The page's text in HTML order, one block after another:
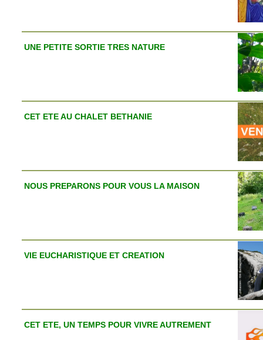
UNE PETITE SORTIE TRES NATURE
CET ETE AU CHALET BETHANIE
NOUS PREPARONS POUR VOUS LA MAISON
VIE EUCHARISTIQUE ET CREATION
CET ETE, UN TEMPS POUR VIVRE AUTREMENT